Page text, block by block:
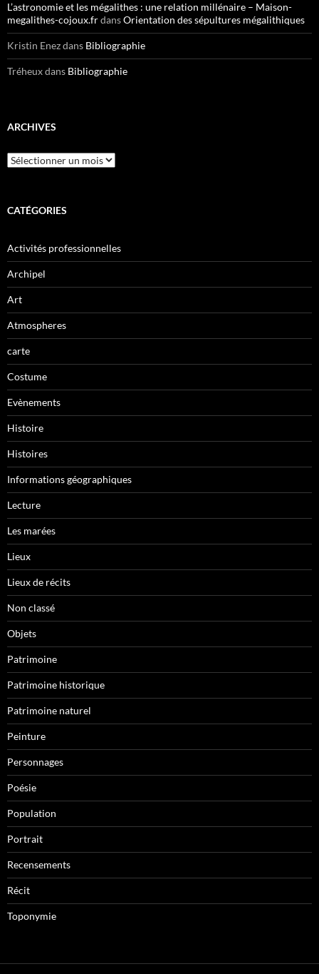
L’astronomie et les mégalithes : une relation millénaire – Maison-
megalithes-cojoux.frdansOrientation des sépultures mégalithiques
Kristin Enezdans Bibliographie
Tréheuxdans Bibliographie
ARCHIVES
Archives
CATÉGORIES
Activités professionnelles
Archipel
Art
Atmospheres
carte
Costume
Evènements
Histoire
Histoires
Informations géographiques
Lecture
Les marées
Lieux
Lieux de récits
Non classé
Objets
Patrimoine
Patrimoine historique
Patrimoine naturel
Peinture
Personnages
Poésie
Population
Portrait
Recensements
Récit
Toponymie